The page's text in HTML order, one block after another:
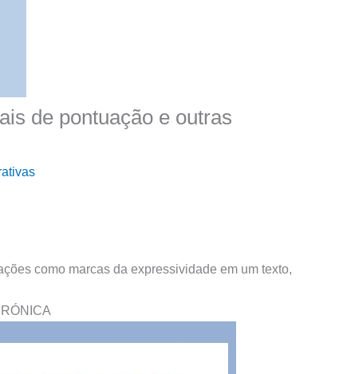
de pontuação e outras
como marcas da expressividade em um texto,